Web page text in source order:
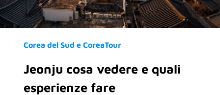
Corea del Sud e CoreaTour
Jeonju cosa vedere e quali
esperienze fare